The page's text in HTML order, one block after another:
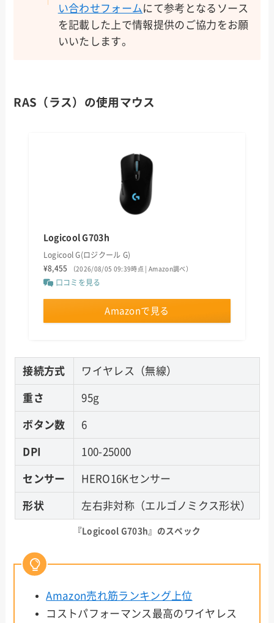
い合わせフォーム にて参考となるソース
を記載した上で情報提供のご協力をお願
いいたします。
RAS（ラス）の使用マウス
Logicool G703h
Logicool G(ロジクール G)
¥8,455
（2026/08/05 09:39時点 | Amazon調べ）
口コミを見る
Amazonで見る
接続方式 ワイヤレス（無線）
重さ 95g
ボタン数 6
DPI 100-25000
センサー HERO16Kセンサー
形状 左右非対称（エルゴノミクス形状）
『 Logicool G703h 』のスペック
Amazon売れ筋ランキング上位
コストパフォーマンス最高のワイヤレス